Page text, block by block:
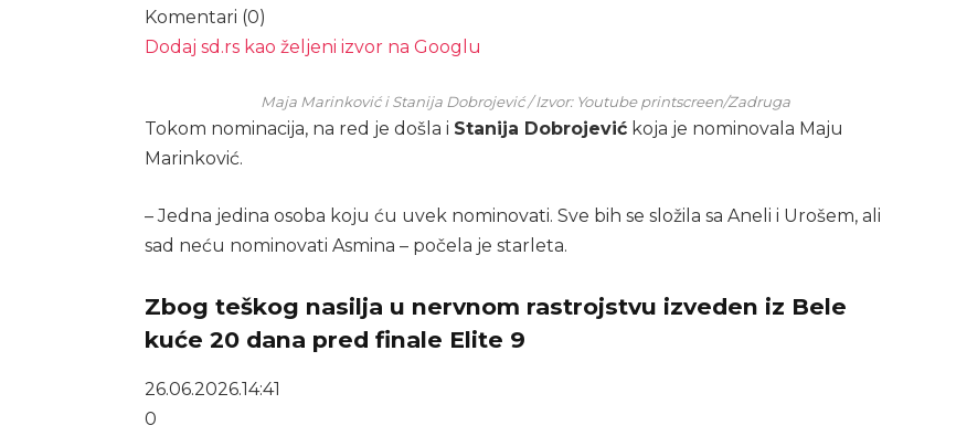
Komentari (0)
Dodaj sd.rs kao željeni izvor na Googlu
Maja Marinković i Stanija Dobrojević / Izvor: Youtube printscreen/Zadruga
Tokom nominacija, na red je došla i Stanija Dobrojević koja je nominovala Maju
Marinković.
– Jedna jedina osoba koju ću uvek nominovati. Sve bih se složila sa Aneli i Urošem, ali
sad neću nominovati Asmina – počela je starleta.
Zbog teškog nasilja u nervnom rastrojstvu izveden iz Bele
kuće 20 dana pred finale Elite 9
26.06.2026.14:41
0